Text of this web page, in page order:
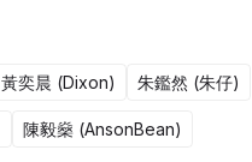
黃奕晨 (Dixon) 朱鑑然 (朱仔)
陳毅燊 (AnsonBean)